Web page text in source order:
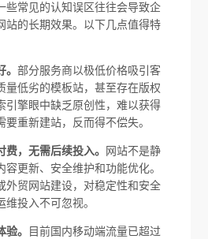
些常见的认知误区往往会导致企
站的长期效果。以下几点值得特
。部分服务商以极低价格吸引客
量低劣的模板站，甚至存在版权
引擎眼中缺乏原创性，难以获得
要重新建站，反而得不偿失。
，无需后续投入。 网站不是静
更新、安全维护和功能优化。
外贸网站建设，对稳定性和安全
投入不可忽视。
。
目前国内移动端流量已超过